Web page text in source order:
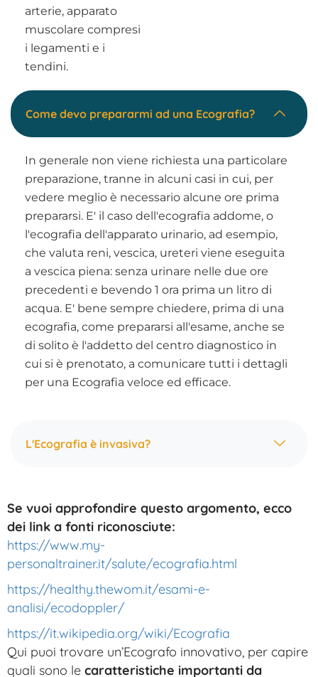
arterie, apparato
muscolare compresi
i legamenti e i
tendini.
Come devo prepararmi ad una Ecografia?
In generale non viene richiesta una particolare
preparazione, tranne in alcuni casi in cui, per
vedere meglio è necessario alcune ore prima
prepararsi. E' il caso dell'ecografia addome, o
l'ecografia dell'apparato urinario, ad esempio,
che valuta reni, vescica, ureteri viene eseguita
a vescica piena: senza urinare nelle due ore
precedenti e bevendo 1 ora prima un litro di
acqua. E' bene sempre chiedere, prima di una
ecografia, come prepararsi all'esame, anche se
di solito è l'addetto del centro diagnostico in
cui si è prenotato, a comunicare tutti i dettagli
per una Ecografia veloce ed efficace.
L'Ecografia è invasiva?
Se vuoi approfondire questo argomento, ecco
dei link a fonti riconosciute:
https://www.my-
personaltrainer.it/salute/ecografia.html
https://healthy.thewom.it/esami-e-
analisi/ecodoppler/
https://it.wikipedia.org/wiki/Ecografia
Qui puoi trovare un’Ecografo innovativo, per capire
quali sono le caratteristiche importanti da